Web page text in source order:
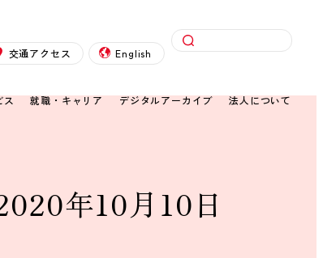
交通アクセス English 検索
ス 就職・キャリア デジタルアーカイブ 法人について
年10月10日